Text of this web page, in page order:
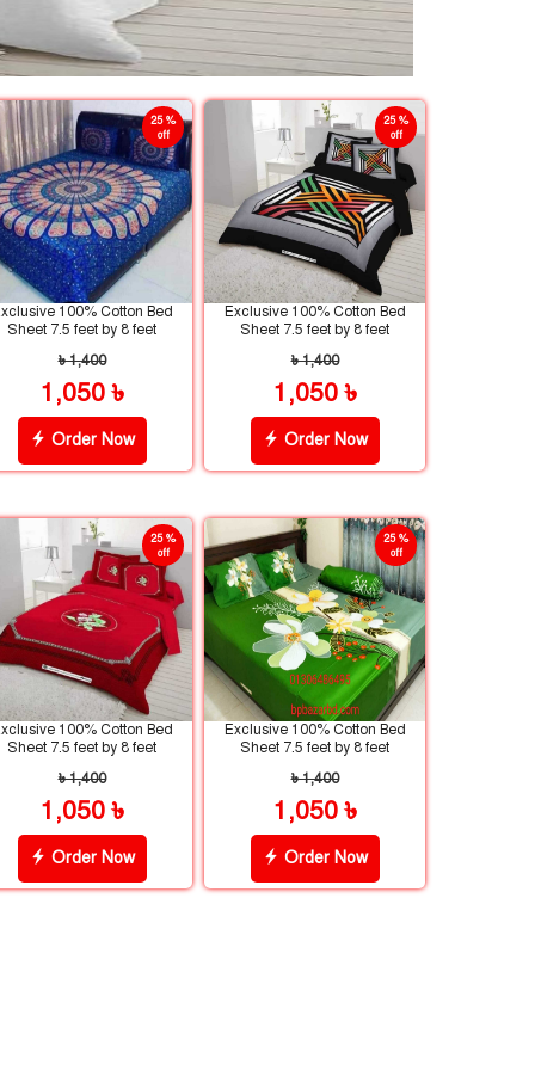
25 %
off
100% Cotton Bed
Sheet 7.5 feet by 8 feet
৳ 1,400
1,050 ৳
Order Now
25 %
off
Exclusive 100% Cotton Bed
Sheet 7.5 feet by 8 feet
৳ 1,400
1,050 ৳
Order Now
25 %
off
100% Cotton Bed
Sheet 7.5 feet by 8 feet
৳ 1,400
1,050 ৳
Order Now
25 %
off
Exclusive 100% Cotton Bed
Sheet 7.5 feet by 8 feet
৳ 1,400
1,050 ৳
Order Now